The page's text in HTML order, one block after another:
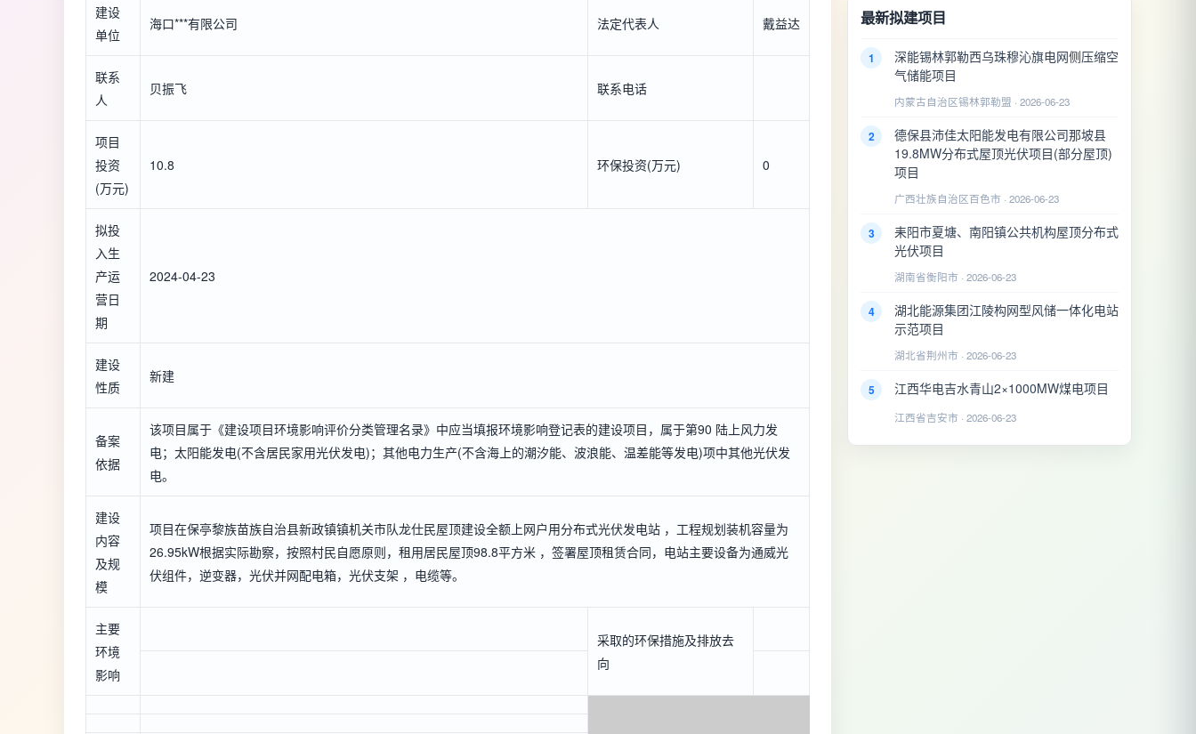
建设
单位
海口***有限公司 法定代表人 戴益达
联系
人
贝振飞 联系电话
项目
投资
(万元)
10.8 环保投资(万元) 0
拟投
入生
产运
营日
期
2024-04-23
建设
性质
新建
备案
依据
该项目属于《建设项目环境影响评价分类管理名录》中应当填报环境影响登记表的建设项目，属于第90 陆上风力发
电；太阳能发电(不含居民家用光伏发电)；其他电力生产(不含海上的潮汐能、波浪能、温差能等发电)项中其他光伏发
电。
建设
内容
及规
模
项目在保亭黎族苗族自治县新政镇镇机关市队龙仕民屋顶建设全额上网户用分布式光伏发电站 ，工程规划装机容量为
26.95kW根据实际勘察，按照村民自愿原则，租用居民屋顶98.8平方米 ，签署屋顶租赁合同，电站主要设备为通威光
伏组件，逆变器，光伏并网配电箱，光伏支架 ，电缆等。
主要
环境
影响
采取的环保措施及排放去
向
最新拟建项目
1
深能锡林郭勒西乌珠穆沁旗电网侧压缩空
气储能项目
内蒙古自治区锡林郭勒盟 · 2026-06-23
2
德保县沛佳太阳能发电有限公司那坡县
19.8MW分布式屋顶光伏项目(部分屋顶)
项目
广西壮族自治区百色市 · 2026-06-23
3
耒阳市夏塘、南阳镇公共机构屋顶分布式
光伏项目
湖南省衡阳市 · 2026-06-23
4
湖北能源集团江陵构网型风储一体化电站
示范项目
湖北省荆州市 · 2026-06-23
5 江西华电吉水青山2×1000MW煤电项目
江西省吉安市 · 2026-06-23